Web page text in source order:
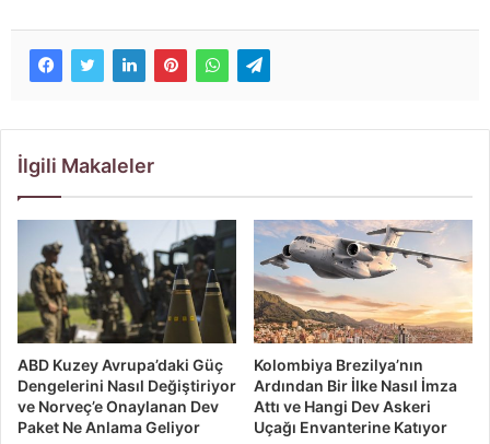
İlgili Makaleler
ABD Kuzey Avrupa’daki Güç
Dengelerini Nasıl Değiştiriyor
ve Norveç’e Onaylanan Dev
Paket Ne Anlama Geliyor
Kolombiya Brezilya’nın
Ardından Bir İlke Nasıl İmza
Attı ve Hangi Dev Askeri
Uçağı Envanterine Katıyor